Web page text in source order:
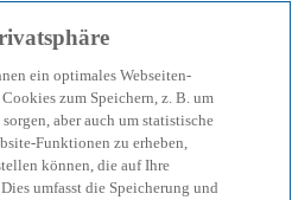
ein optimales Webseiten-
zum Speichern, z. B. um
aber auch um statistische
Funktionen zu erheben,
können, die auf Ihre
umfasst die Speicherung und